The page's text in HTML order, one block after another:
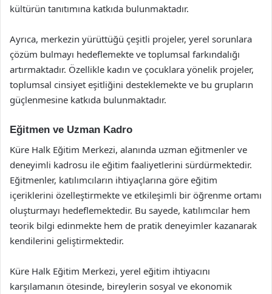
kültürün tanıtımına katkıda bulunmaktadır.
Ayrıca, merkezin yürüttüğü çeşitli projeler, yerel sorunlara
çözüm bulmayı hedeflemekte ve toplumsal farkındalığı
artırmaktadır. Özellikle kadın ve çocuklara yönelik projeler,
toplumsal cinsiyet eşitliğini desteklemekte ve bu grupların
güçlenmesine katkıda bulunmaktadır.
Eğitmen ve Uzman Kadro
Küre Halk Eğitim Merkezi, alanında uzman eğitmenler ve
deneyimli kadrosu ile eğitim faaliyetlerini sürdürmektedir.
Eğitmenler, katılımcıların ihtiyaçlarına göre eğitim
içeriklerini özelleştirmekte ve etkileşimli bir öğrenme ortamı
oluşturmayı hedeflemektedir. Bu sayede, katılımcılar hem
teorik bilgi edinmekte hem de pratik deneyimler kazanarak
kendilerini geliştirmektedir.
Küre Halk Eğitim Merkezi, yerel eğitim ihtiyacını
karşılamanın ötesinde, bireylerin sosyal ve ekonomik